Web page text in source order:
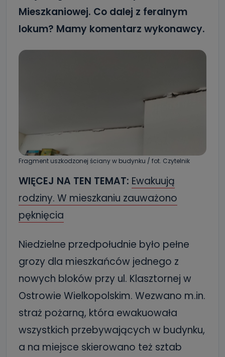
Mieszkaniowej. Co dalej z feralnym
lokum? Mamy komentarz wykonawcy.
Fragment uszkodzonej ściany w budynku / fot. Czytelnik
WIĘCEJ NA TEN TEMAT: Ewakuują
rodziny. W mieszkaniu zauważono
pęknięcia
Niedzielne przedpołudnie było pełne
grozy dla mieszkańców jednego z
nowych bloków przy ul. Klasztornej w
Ostrowie Wielkopolskim. Wezwano m.in.
straż pożarną, która ewakuowała
wszystkich przebywających w budynku,
a na miejsce skierowano też sztab